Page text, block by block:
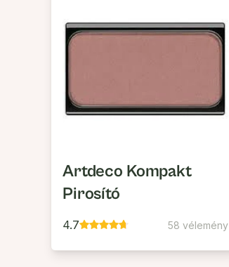
Artdeco Kompakt
Pirosító
4.7 58 vélemény